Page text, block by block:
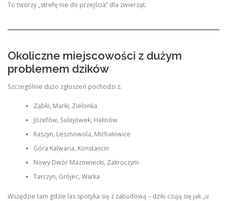
To tworzy „strefę nie do przejścia” dla zwierząt.
Okoliczne miejscowości z dużym
problemem dzików
Szczególnie dużo zgłoszeń pochodzi z:
Ząbki, Marki, Zielonka
Józefów, Sulejówek, Halinów
Raszyn, Lesznowola, Michałowice
Góra Kalwaria, Konstancin
Nowy Dwór Mazowiecki, Zakroczym
Tarczyn, Grójec, Warka
Wszędzie tam gdzie las spotyka się z zabudową – dziki czują się jak „u